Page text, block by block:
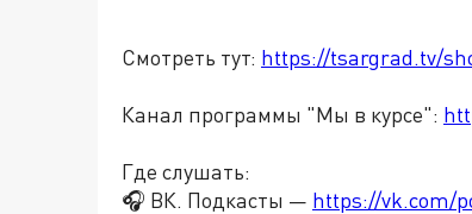
Смотреть тут: https://tsargrad.tv/
Канал программы "Мы в курсе":
Где слушать:
🎧 ВК. Подкасты — https://vk.com/